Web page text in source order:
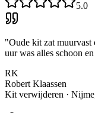
5.0
"Oude kit zat muurvast
uur was alles schoon
RK
Robert Klaassen
Kit verwijderen ·